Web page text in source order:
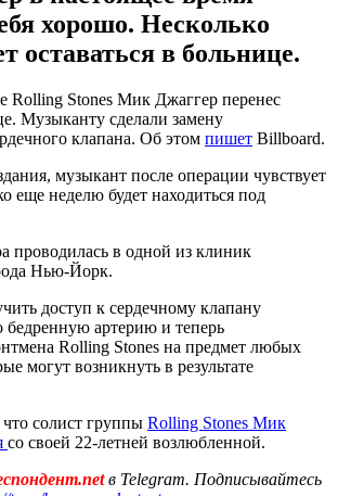
хорошо. Несколько
оставаться в больнице.
Rolling Stones Мик Джаггер перенес
Музыканту сделали замену
клапана. Об этом пишет Billboard.
музыкант после операции чувствует
еще неделю будет находиться под
проводилась в одной из клиник
Нью-Йорк.
доступ к сердечному клапану
бедренную артерию и теперь
Rolling Stones на предмет любых
могут возникнуть в результате
солист группы Rolling Stones Мик
со своей 22-летней возлюбленной.
в Telegram. Подписывайтесь